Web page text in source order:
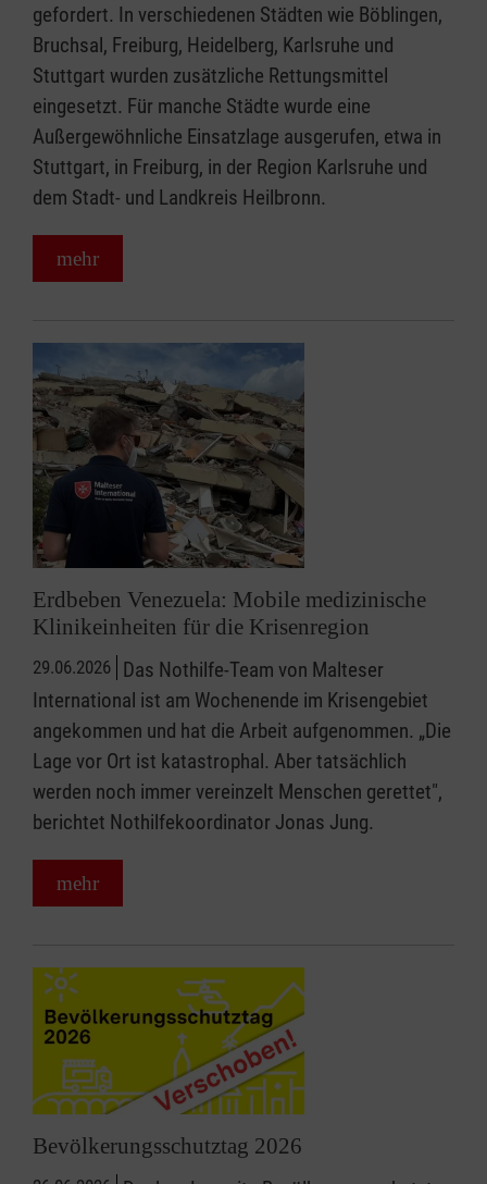
gefordert. In verschiedenen Städten wie Böblingen,
Bruchsal, Freiburg, Heidelberg, Karlsruhe und
Stuttgart wurden zusätzliche Rettungsmittel
eingesetzt. Für manche Städte wurde eine
Außergewöhnliche Einsatzlage ausgerufen, etwa in
Stuttgart, in Freiburg, in der Region Karlsruhe und
dem Stadt- und Landkreis Heilbronn.
mehr
Erdbeben Venezuela: Mobile medizinische
Klinikeinheiten für die Krisenregion
29.06.2026 Das Nothilfe-Team von Malteser
International ist am Wochenende im Krisengebiet
angekommen und hat die Arbeit aufgenommen. „Die
Lage vor Ort ist katastrophal. Aber tatsächlich
werden noch immer vereinzelt Menschen gerettet",
berichtet Nothilfekoordinator Jonas Jung.
mehr
Bevölkerungsschutztag 2026